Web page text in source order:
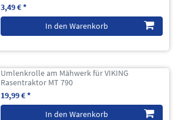
3,49 € *
In den Warenkorb
Umlenkrolle am Mähwerk für VIKING
Rasentraktor MT 790
19,99 € *
In den Warenkorb